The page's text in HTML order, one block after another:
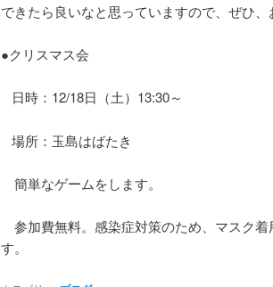
できたら良いなと思っていますので、ぜひ、
●クリスマス会
日時：12/18日（土）13:30～
場所：玉島はばたき
簡単なゲームをします。
参加費無料。感染症対策のため、マスク着
す。